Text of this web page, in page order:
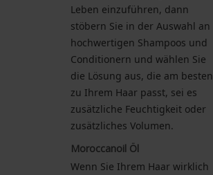
Leben einzuführen, dann
stöbern Sie in der Auswahl an
hochwertigen Shampoos und
Conditionern und wählen Sie
die Lösung aus, die am besten
zu Ihrem Haar passt, sei es
zusätzliche Feuchtigkeit oder
zusätzliches Volumen.
Moroccanoil Öl
Wenn Sie Ihrem Haar wirklich